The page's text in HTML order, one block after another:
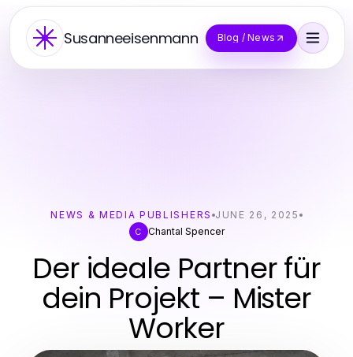
Susanneeisenmann Blog / News
NEWS & MEDIA PUBLISHERS JUNE 26, 2025
C Chantal Spencer
Der ideale Partner für
dein Projekt – Mister
Worker